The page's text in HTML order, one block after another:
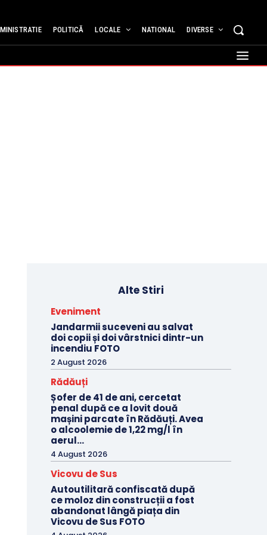
POLITICĂ LOCALE NATIONAL DIVERSE
Alte Stiri
Eveniment
Jandarmii suceveni au salvat
doi copii și doi vârstnici dintr-un
incendiu FOTO
2 August 2026
Rădăuți
Șofer de 41 de ani, cercetat
penal după ce a lovit două
mașini parcate în Rădăuți. Avea
o alcoolemie de 1,22 mg/l în
aerul...
4 August 2026
Vicovu de Sus
Autoutilitară confiscată după
ce moloz din construcții a fost
abandonat lângă piața din
Vicovu de Sus FOTO